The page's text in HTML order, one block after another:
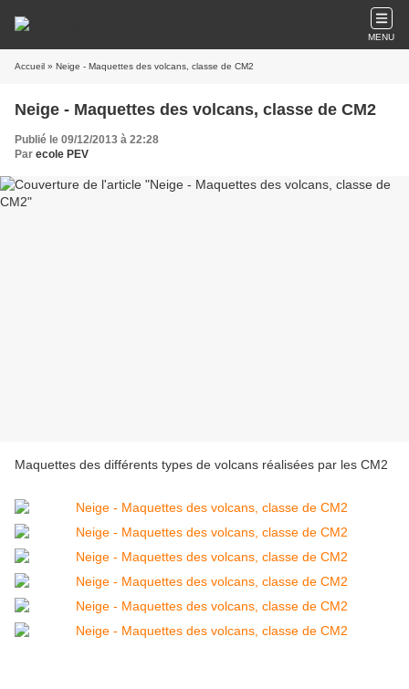
MENU
Accueil » Neige - Maquettes des volcans, classe de CM2
Neige - Maquettes des volcans, classe de CM2
Publié le 09/12/2013 à 22:28
Par ecole PEV
Maquettes des différents types de volcans réalisées par les CM2